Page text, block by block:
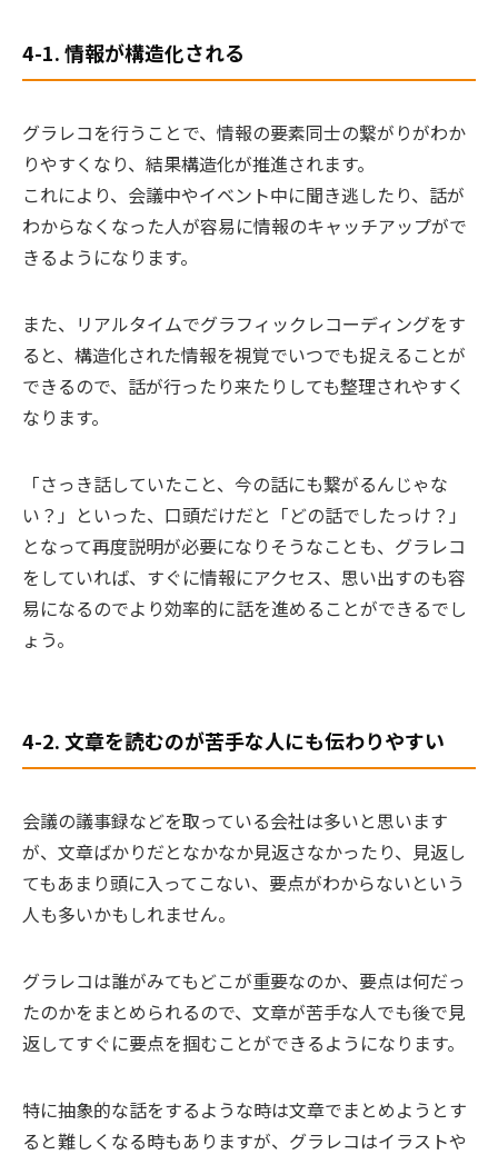
4-1. 情報が構造化される
グラレコを行うことで、 情報の要素同士の繋がりがわか
りやすくなり、結果構造化が推進されます。
これにより、会議中やイベント中に聞き逃したり、話が
わからなくなった人が容易に情報のキャッチアップがで
きるようになります。
また、リアルタイムでグラフィックレコーディングをす
ると、構造化された情報を視覚でいつでも捉えることが
できるので、話が行ったり来たりしても整理されやすく
なります。
「さっき話していたこと、今の話にも繋がるんじゃな
い？」といった、口頭だけだと「どの話でしたっけ？」
となって再度説明が必要になりそうなことも、グラレコ
をしていれば、すぐに情報にアクセス、思い出すのも容
易になるのでより効率的に話を進めることができるでし
ょう。
4-2. 文章を読むのが苦手な人にも伝わりやすい
会議の議事録などを取っている会社は多いと思います
が、文章ばかりだとなかなか見返さなかったり、見返し
てもあまり頭に入ってこない、要点がわからないという
人も多いかもしれません。
グラレコは誰がみてもどこが重要なのか、要点は何だっ
たのかをまとめられるので、 文章が苦手な人でも後で見
返してすぐに要点を掴むことができるようになります。
特に抽象的な話をするような時は文章でまとめようとす
ると難しくなる時もありますが、グラレコはイラストや